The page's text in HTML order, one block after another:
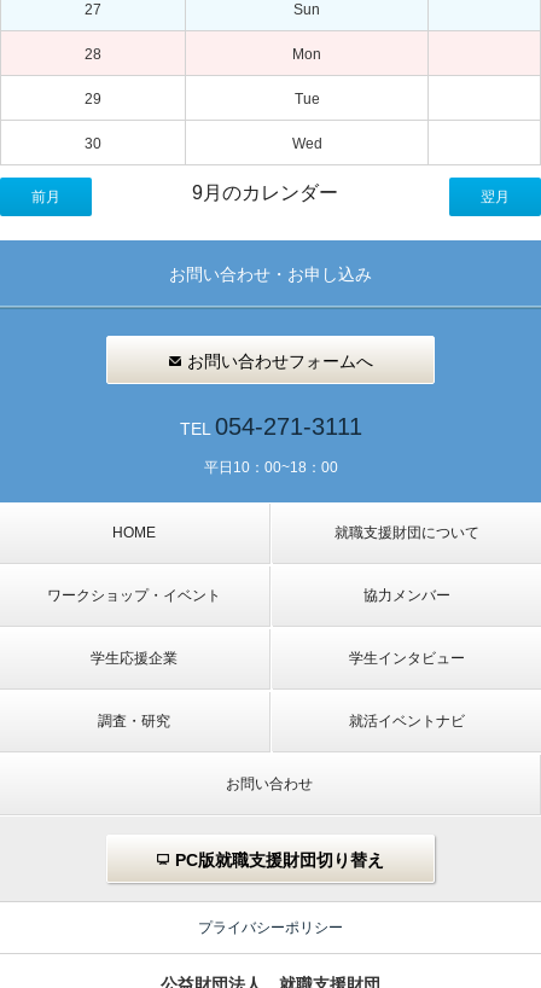
27 Sun
28 Mon
29 Tue
30 Wed
前月 9月のカレンダー 翌月
お問い合わせ・お申し込み
お問い合わせフォームへ
TEL 054-271-3111
平日10：00~18：00
HOME 就職支援財団について
ワークショップ・イベント 協力メンバー
学生応援企業 学生インタビュー
調査・研究 就活イベントナビ
お問い合わせ
PC版就職支援財団切り替え
プライバシーポリシー